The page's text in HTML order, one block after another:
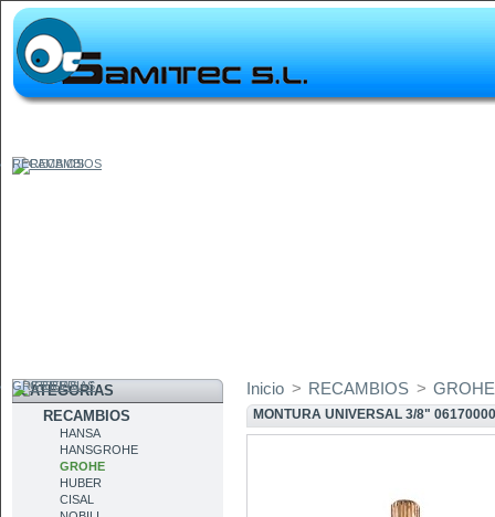
RECAMBIOS
GRIFERIAS
CATEGORÍAS
RECAMBIOS
HANSA
HANSGROHE
GROHE
HUBER
CISAL
Inicio > RECAMBIOS > GROHE
MONTURA UNIVERSAL 3/8"